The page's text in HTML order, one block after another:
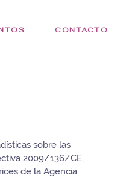
CONTACTO
sobre las
2009/136/CE,
de la Agencia